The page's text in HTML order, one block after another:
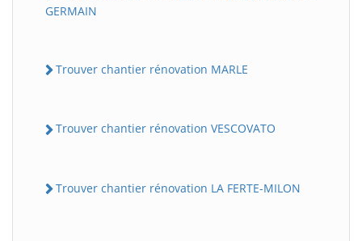
GERMAIN
Trouver chantier rénovation MARLE
Trouver chantier rénovation VESCOVATO
Trouver chantier rénovation LA FERTE-MILON